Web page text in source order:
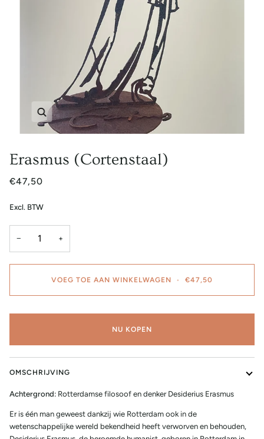
Zoem
Erasmus (Cortenstaal)
€47,50
Excl. BTW
− +
VOEG TOE AAN WINKELWAGEN • €47,50
NU KOPEN
OMSCHRIJVING
Achtergrond: Rotterdamse filosoof en denker Desiderius Erasmus
Er is één man geweest dankzij wie Rotterdam ook in de
wetenschappelijke wereld bekendheid heeft verworven en behouden,